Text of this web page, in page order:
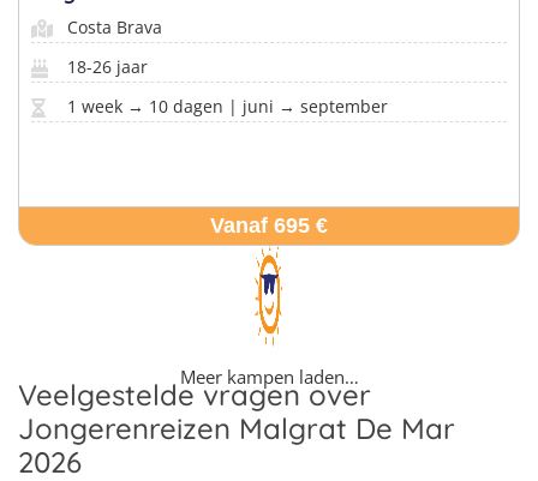
Costa Brava
18-26 jaar
1 week → 10 dagen | juni → september
Vanaf 695 €
Meer kampen laden…
Veelgestelde vragen over
Jongerenreizen Malgrat De Mar
2026